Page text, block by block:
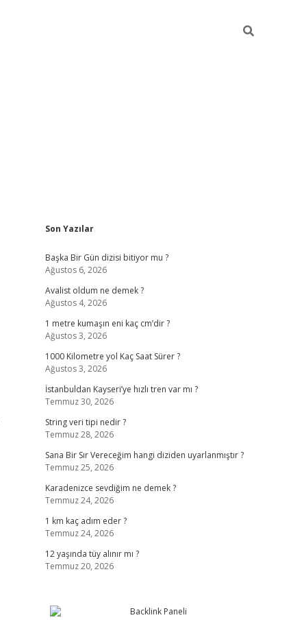
Sidebar
Son Yazılar
Başka Bir Gün dizisi bitiyor mu ?
Ağustos 6, 2026
Avalist oldum ne demek ?
Ağustos 4, 2026
1 metre kumaşın eni kaç cm’dir ?
Ağustos 3, 2026
1000 Kilometre yol Kaç Saat Sürer ?
Ağustos 3, 2026
İstanbuldan Kayseri’ye hızlı tren var mı ?
Temmuz 30, 2026
String veri tipi nedir ?
Temmuz 28, 2026
Sana Bir Sır Vereceğim hangi diziden uyarlanmıştır ?
Temmuz 25, 2026
Karadenizce sevdiğim ne demek ?
Temmuz 24, 2026
1 km kaç adım eder ?
Temmuz 24, 2026
12 yaşında tüy alınır mı ?
Temmuz 20, 2026